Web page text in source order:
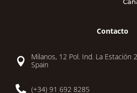
Contacto

Milanos, 12 Pol. Ind. La Estación
Spain
 (+34) 91 692 8285